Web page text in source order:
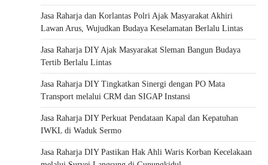
Jasa Raharja dan Korlantas Polri Ajak Masyarakat Akhiri
Lawan Arus, Wujudkan Budaya Keselamatan Berlalu Lintas
Jasa Raharja DIY Ajak Masyarakat Sleman Bangun Budaya
Tertib Berlalu Lintas
Jasa Raharja DIY Tingkatkan Sinergi dengan PO Mata
Transport melalui CRM dan SIGAP Instansi
Jasa Raharja DIY Perkuat Pendataan Kapal dan Kepatuhan
IWKL di Waduk Sermo
Jasa Raharja DIY Pastikan Hak Ahli Waris Korban Kecelakaan